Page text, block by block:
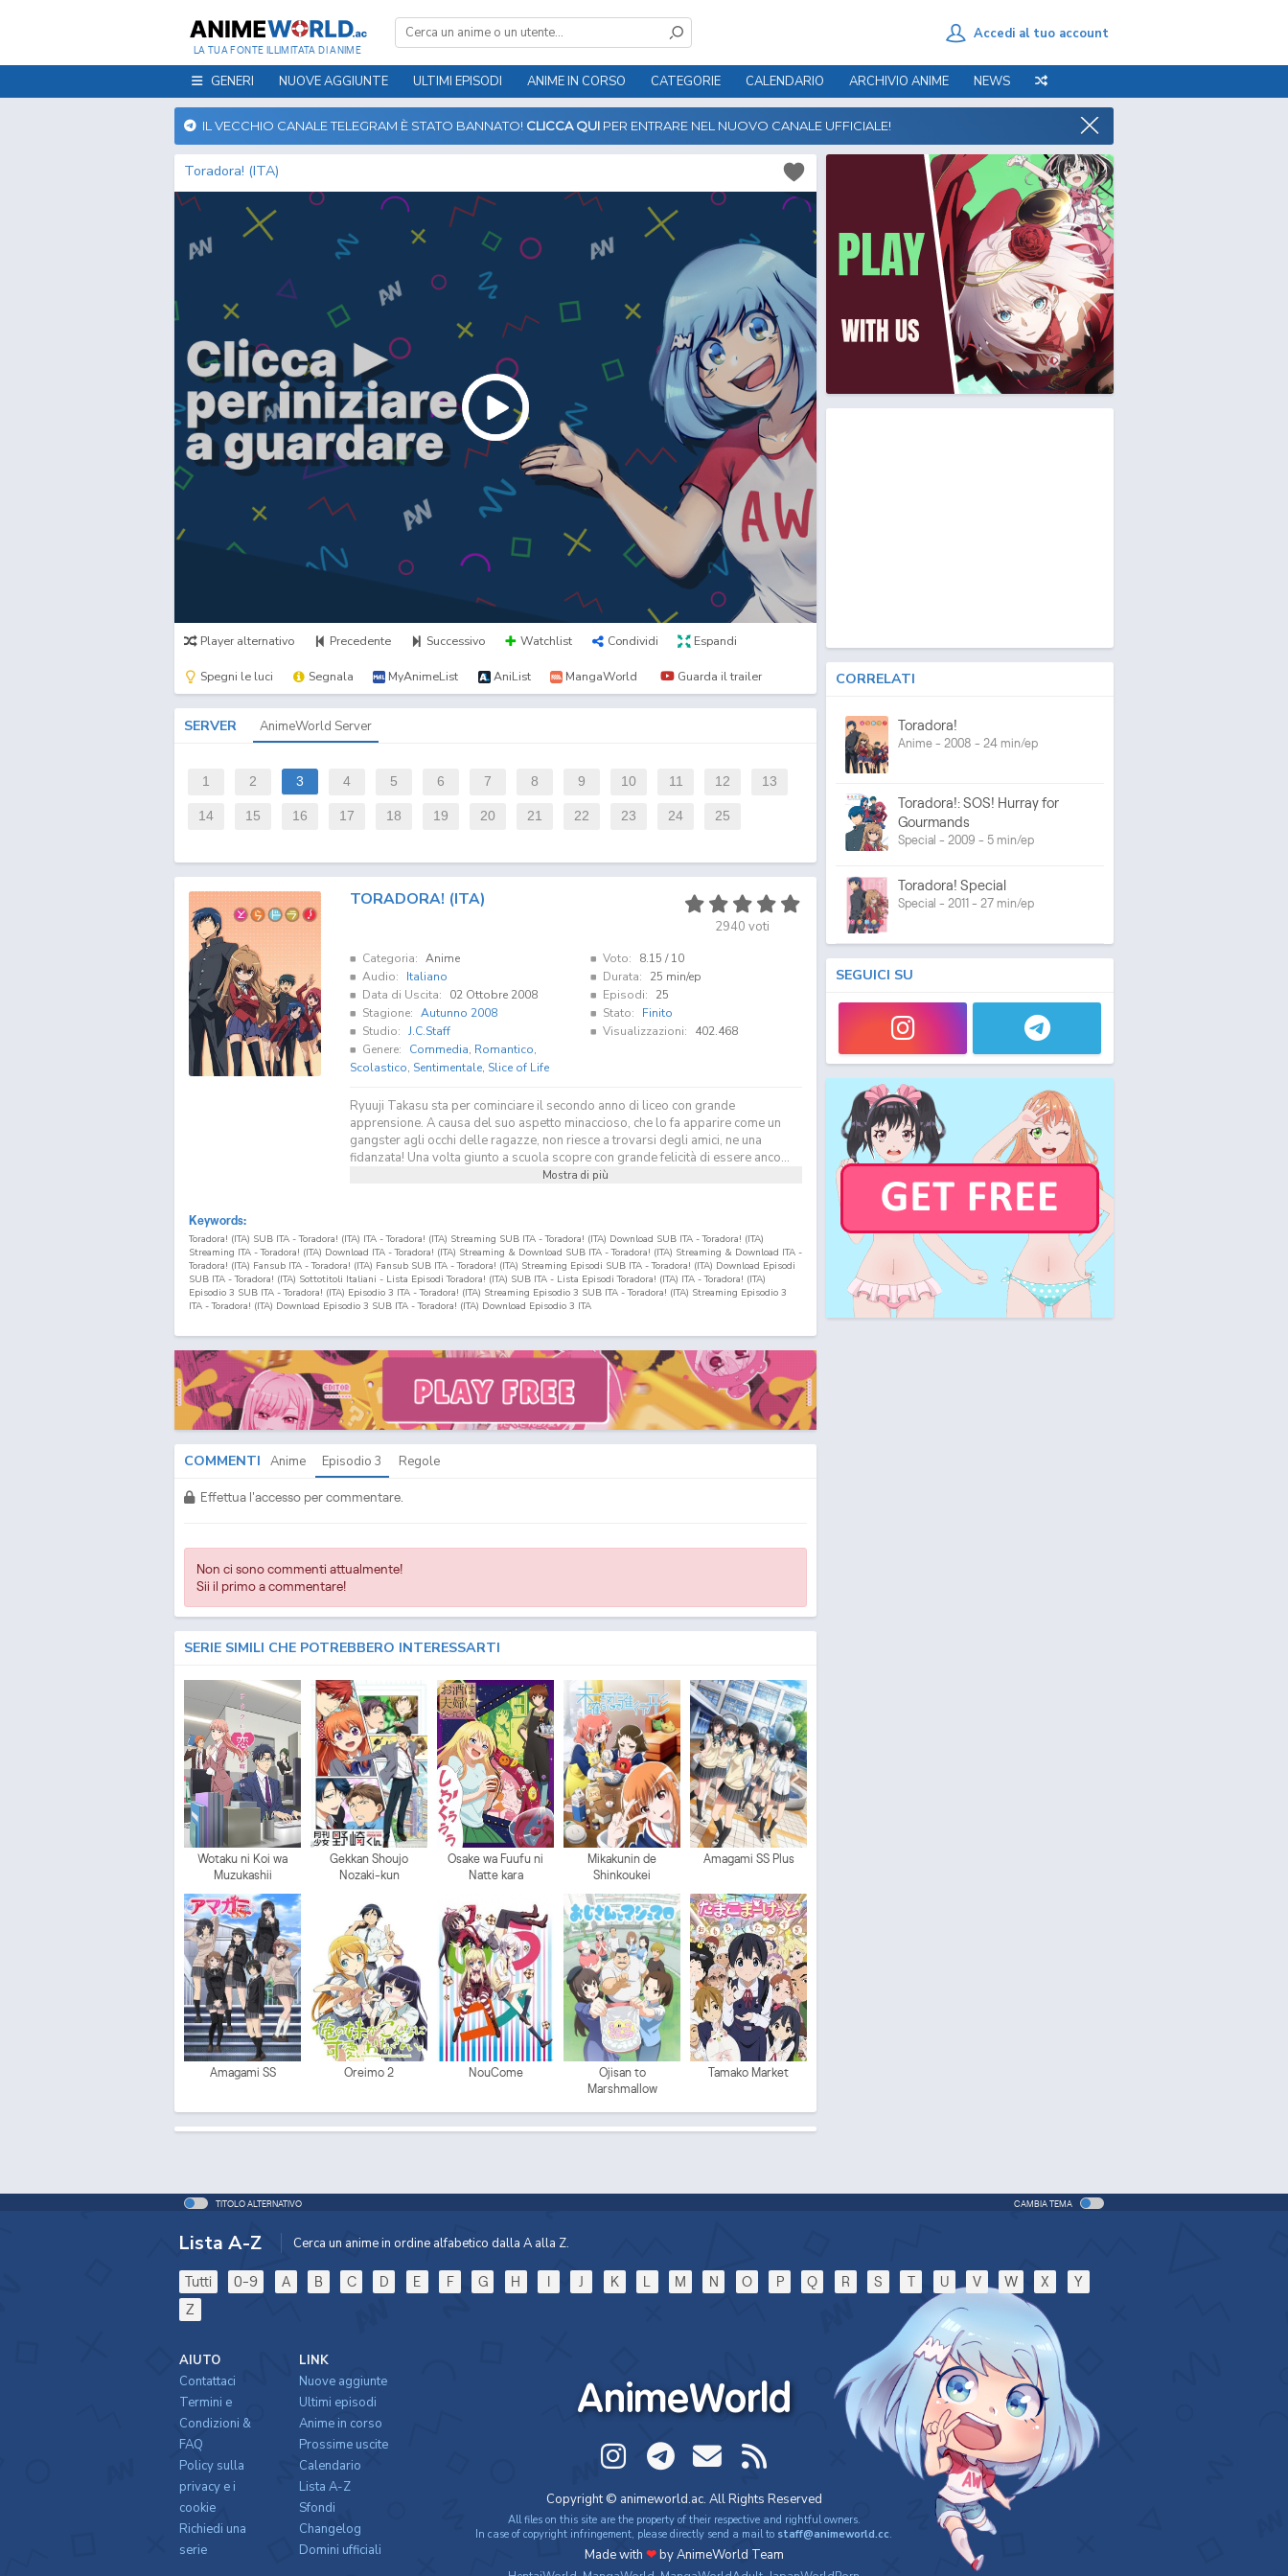
LA TUA FONTE ILLIMITATA DI ANIME
Accedi al tuo account
GENERI NUOVE AGGIUNTE ULTIMI EPISODI ANIME IN CORSO CATEGORIE CALENDARIO ARCHIVIO ANIME NEWS
IL VECCHIO CANALE TELEGRAM È STATO BANNATO! CLICCA QUI PER ENTRARE NEL NUOVO CANALE UFFICIALE!
Toradora! (ITA)
Player alternativo Precedente Successivo Watchlist Condividi Espandi
Spegni le luci Segnala MyAnimeList AniList MangaWorld Guarda il trailer
SERVER AnimeWorld Server
1 2 3 4 5 6 7 8 9 10 11 12 13
14 15 16 17 18 19 20 21 22 23 24 25
TORADORA! (ITA)
2940 voti
Categoria: Anime
Audio:
Italiano
Data di Uscita:
02 Ottobre 2008
Stagione: Autunno 2008
Studio: J.C.Staff
Genere:
Commedia, Romantico,
Scolastico, Sentimentale, Slice of Life
Voto: 8.15 / 10
Durata:
25 min/ep
Episodi:
25
Stato:
Finito
Visualizzazioni:
402.468
Ryuuji Takasu sta per cominciare il secondo anno di liceo con grande
apprensione. A causa del suo aspetto minaccioso, che lo fa apparire come un
gangster agli occhi delle ragazze, non riesce a trovarsi degli amici, ne una
fidanzata! Una volta giunto a scuola scopre con grande felicità di essere anco...
Mostra di più
Keywords:
Toradora! (ITA) SUB ITA - Toradora! (ITA) ITA - Toradora! (ITA) Streaming SUB ITA - Toradora! (ITA) Download SUB ITA - Toradora! (ITA)
Streaming ITA - Toradora! (ITA) Download ITA - Toradora! (ITA) Streaming & Download SUB ITA - Toradora! (ITA) Streaming & Download ITA -
Toradora! (ITA) Fansub ITA - Toradora! (ITA) Fansub SUB ITA - Toradora! (ITA) Streaming Episodi SUB ITA - Toradora! (ITA) Download Episodi
SUB ITA - Toradora! (ITA) Sottotitoli Italiani - Lista Episodi Toradora! (ITA) SUB ITA - Lista Episodi Toradora! (ITA) ITA - Toradora! (ITA)
Episodio 3 SUB ITA - Toradora! (ITA) Episodio 3 ITA - Toradora! (ITA) Streaming Episodio 3 SUB ITA - Toradora! (ITA) Streaming Episodio 3
ITA - Toradora! (ITA) Download Episodio 3 SUB ITA - Toradora! (ITA) Download Episodio 3 ITA
COMMENTI Anime Episodio 3 Regole
Effettua l'accesso per commentare.
Non ci sono commenti attualmente!
Sii il primo a commentare!
SERIE SIMILI CHE POTREBBERO INTERESSARTI
Wotaku ni Koi wa
Muzukashii
Gekkan Shoujo
Nozaki-kun
Osake wa Fuufu ni
Natte kara
Mikakunin de
Shinkoukei
Amagami SS Plus
Amagami SS Oreimo 2 NouCome
Ojisan to
Marshmallow
Tamako Market
CORRELATI
Toradora!
Anime - 2008 - 24 min/ep
Toradora!: SOS! Hurray for
Gourmands
Special - 2009 - 5 min/ep
Toradora! Special
Special - 2011 - 27 min/ep
SEGUICI SU
TITOLO ALTERNATIVO CAMBIA TEMA
Lista A-Z Cerca un anime in ordine alfabetico dalla A alla Z.
Tutti 0-9 A B C D E F G H I J K L M N O P Q R S T U V W X
Y
Z
AnimeWorld
Copyright © animeworld.ac. All Rights Reserved
All files on this site are the property of their respective and rightful owners.
In case of copyright infringement, please directly send a mail to staff@animeworld.cc.
Made with ❤by AnimeWorld Team
AIUTO
Contattaci
Termini e
Condizioni &
FAQ
Policy sulla
privacy e i
cookie
Richiedi una
serie
LINK
Nuove aggiunte
Ultimi episodi
Anime in corso
Prossime uscite
Calendario
Lista A-Z
Sfondi
Changelog
Domini ufficiali